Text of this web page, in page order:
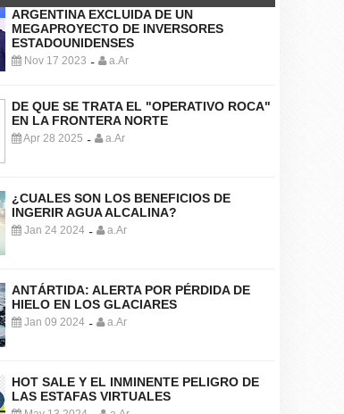
ARGENTINA EXCLUIDA DE UN
MEGAPROYECTO DE INVERSORES
ESTADOUNIDENSES
Nov 17 2023 - a.Ar
DE QUE SE TRATA EL "OPERATIVO ROCA"
EN LA FRONTERA NORTE
Apr 28 2025 - a.Ar
¿CUALES SON LOS BENEFICIOS DE
INGERIR AGUA ALCALINA?
Jan 24 2024 - a.Ar
ANTÁRTIDA: ALERTA POR PÉRDIDA DE
HIELO EN LOS GLACIARES
Jan 09 2024 - a.Ar
HOT SALE Y EL INMINENTE PELIGRO DE
LAS ESTAFAS VIRTUALES